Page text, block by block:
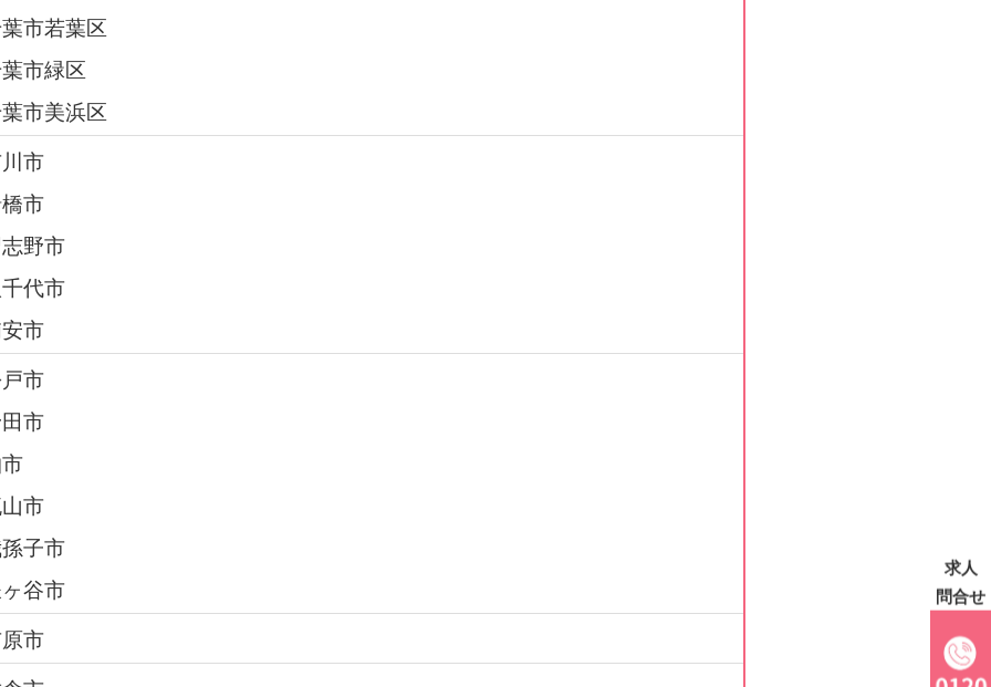
市若葉区
市緑区
市美浜区
市
市
野市
代市
市
市
市
市
子市
谷市
市
求人
問合せ